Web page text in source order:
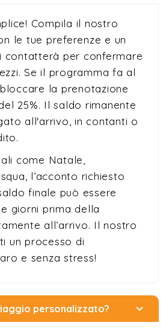
Compila il nostro
le tue preferenze e un
contatterà per confermare
Se il programma fa al
la prenotazione
25%. Il saldo rimanente
all'arrivo, in contanti o
come Natale,
l’acconto richiesto
finale può essere
giorni prima della
all’arrivo. Il nostro
un processo di
e senza stress!
personalizzato?